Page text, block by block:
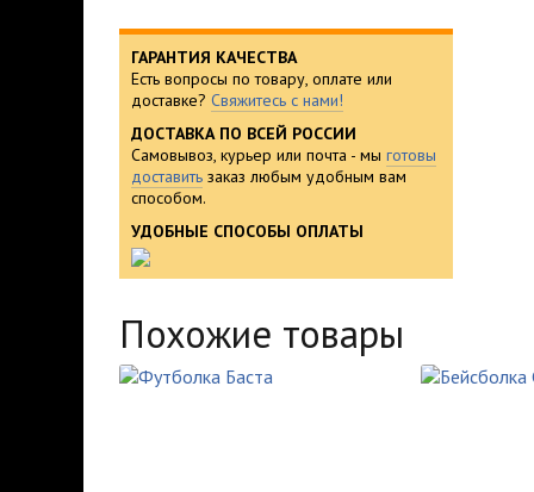
ГАРАНТИЯ КАЧЕСТВА
Есть вопросы по товару, оплате или
доставке? Свяжитесь с нами!
ДОСТАВКА ПО ВСЕЙ РОССИИ
Самовывоз, курьер или почта - мы готовы
доставить заказ любым удобным вам
способом.
УДОБНЫЕ СПОСОБЫ ОПЛАТЫ
Похожие товары